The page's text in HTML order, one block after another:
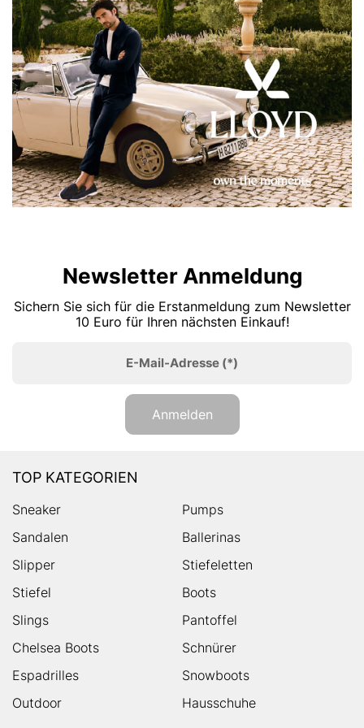
Newsletter Anmeldung
Sichern Sie sich für die Erstanmeldung zum Newsletter
10 Euro für Ihren nächsten Einkauf!
E-Mail-Adresse (*)
Anmelden
TOP KATEGORIEN
Sneaker
Pumps
Sandalen
Ballerinas
Slipper
Stiefeletten
Stiefel
Boots
Slings
Pantoffel
Chelsea Boots
Schnürer
Espadrilles
Snowboots
Outdoor
Hausschuhe